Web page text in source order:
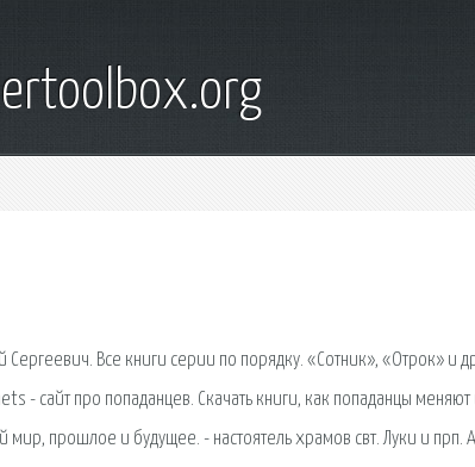
Сергеевич. Все книги серии по порядку. «Сотник», «Отрок» и
- сайт про попаданцев. Скачать книги, как попаданцы
мир, прошлое и будущее. - настоятель храмов свт. Луки и прп.